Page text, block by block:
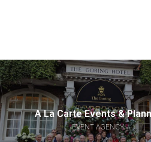
A La Carte Events &
EVENT AGENCY